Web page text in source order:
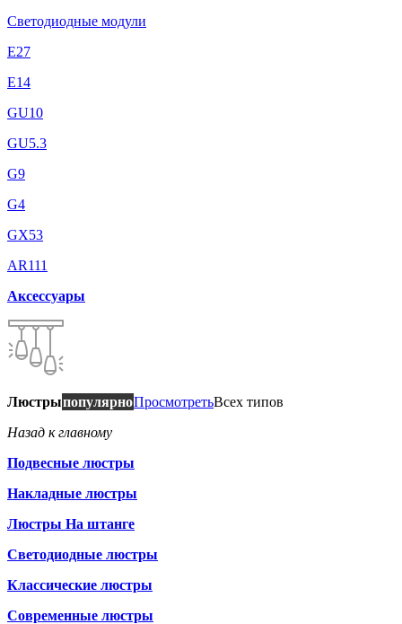
Светодиодные модули
E27
E14
GU10
GU5.3
G9
G4
GX53
AR111
Аксессуары
ЛюстрыпопулярноПросмотретьВсех типов
Назад к главному
Подвесные люстры
Накладные люстры
Люстры На штанге
Светодиодные люстры
Классические люстры
Современные люстры